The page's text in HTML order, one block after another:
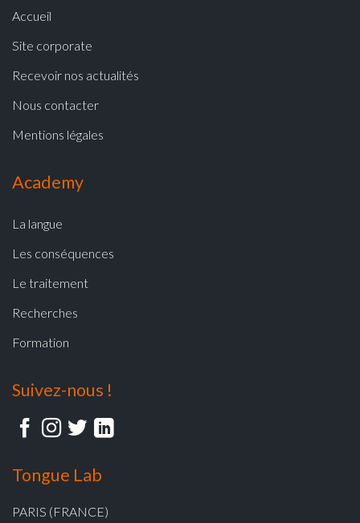
Accueil
Site corporate
Recevoir nos actualités
Nous contacter
Mentions légales
Academy
La langue
Les conséquences
Le traitement
Recherches
Formation
Suivez-nous !
Tongue Lab
PARIS (FRANCE)